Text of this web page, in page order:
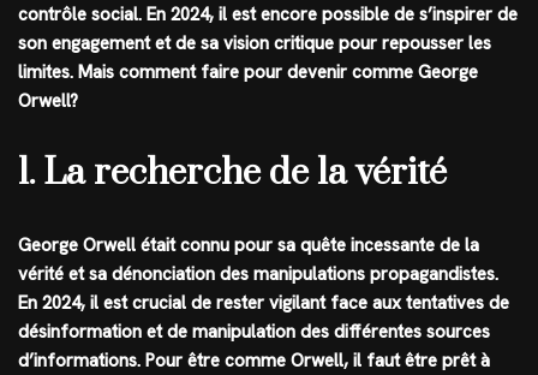
contrôle social. En 2024, il est encore possible de s’inspirer de
son engagement et de sa vision critique pour repousser les
limites. Mais comment faire pour devenir comme George
Orwell?
1. La recherche de la vérité
George Orwell était connu pour sa quête incessante de la
vérité et sa dénonciation des manipulations propagandistes.
En 2024, il est crucial de rester vigilant face aux tentatives de
désinformation et de manipulation des différentes sources
d’informations. Pour être comme Orwell, il faut être prêt à